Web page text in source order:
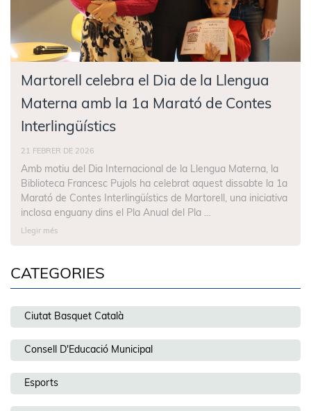
Martorell celebra el Dia de la Llengua
Materna amb la 1a Marató de Contes
Interlingüístics
21 FEBRER DE 2026
Amb motiu del Dia Internacional de la Llengua Materna, la
Biblioteca Francesc Pujols ha celebrat aquest dissabte la 1a
Marató de Contes Interlingüístics de Martorell, una iniciativa
inclosa enguany dins el Pla Anual del Pla …
Llegir més
CATEGORIES
Ciutat Basquet Català
Consell D'Educació Municipal
Esports